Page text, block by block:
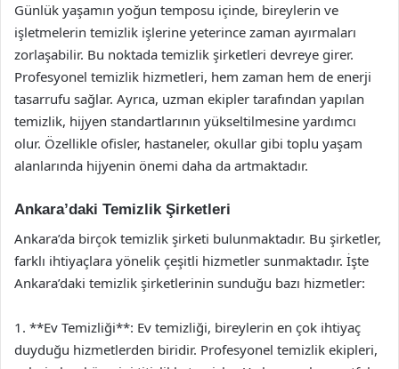
Günlük yaşamın yoğun temposu içinde, bireylerin ve
işletmelerin temizlik işlerine yeterince zaman ayırmaları
zorlaşabilir. Bu noktada temizlik şirketleri devreye girer.
Profesyonel temizlik hizmetleri, hem zaman hem de enerji
tasarrufu sağlar. Ayrıca, uzman ekipler tarafından yapılan
temizlik, hijyen standartlarının yükseltilmesine yardımcı
olur. Özellikle ofisler, hastaneler, okullar gibi toplu yaşam
alanlarında hijyenin önemi daha da artmaktadır.
Ankara’daki Temizlik Şirketleri
Ankara’da birçok temizlik şirketi bulunmaktadır. Bu şirketler,
farklı ihtiyaçlara yönelik çeşitli hizmetler sunmaktadır. İşte
Ankara’daki temizlik şirketlerinin sunduğu bazı hizmetler:
1. **Ev Temizliği**: Ev temizliği, bireylerin en çok ihtiyaç
duyduğu hizmetlerden biridir. Profesyonel temizlik ekipleri,